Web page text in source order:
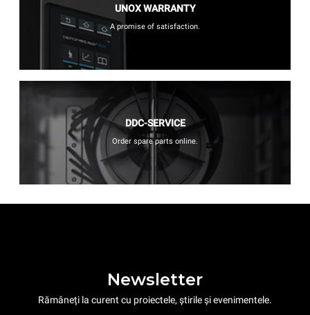
UNOX WARRANTY
A promise of satisfaction.
DDC-SERVICE
Order spare parts online.
Newsletter
Rămâneți la curent cu proiectele, știrile și evenimentele.